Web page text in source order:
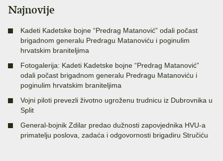
Najnovije
Kadeti Kadetske bojne “Predrag Matanović” odali počast
brigadnom generalu Predragu Matanoviću i poginulim
hrvatskim braniteljima
Fotogalerija: Kadeti Kadetske bojne “Predrag Matanović”
odali počast brigadnom generalu Predragu Matanoviću i
poginulim hrvatskim braniteljima
Vojni piloti prevezli životno ugroženu trudnicu iz Dubrovnika u
Split
General-bojnik Zdilar predao dužnosti zapovjednika HVU-a
primatelju poslova, zadaća i odgovornosti brigadiru Stručiću